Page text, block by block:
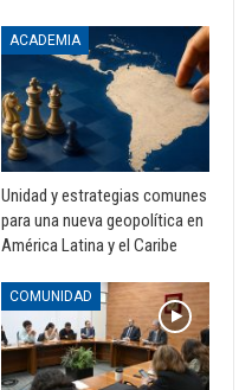
ACADEMIA
Unidad y estrategias comunes
para una nueva geopolítica en
América Latina y el Caribe
COMUNIDAD